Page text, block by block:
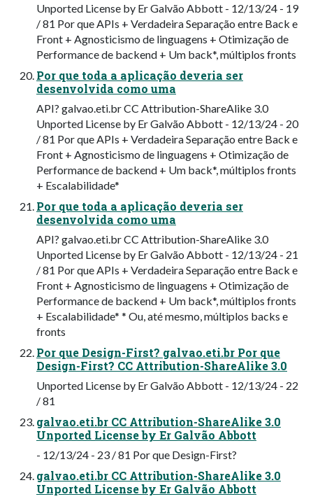
Unported License by Er Galvão Abbott - 12/13/24 - 19
/ 81 Por que APIs + Verdadeira Separação entre Back e
Front + Agnosticismo de linguagens + Otimização de
Performance de backend + Um back*, múltiplos fronts
Por que toda a aplicação deveria ser
desenvolvida como uma
API? galvao.eti.br CC Attribution-ShareAlike 3.0
Unported License by Er Galvão Abbott - 12/13/24 - 20
/ 81 Por que APIs + Verdadeira Separação entre Back e
Front + Agnosticismo de linguagens + Otimização de
Performance de backend + Um back*, múltiplos fronts
+ Escalabilidade*
Por que toda a aplicação deveria ser
desenvolvida como uma
API? galvao.eti.br CC Attribution-ShareAlike 3.0
Unported License by Er Galvão Abbott - 12/13/24 - 21
/ 81 Por que APIs + Verdadeira Separação entre Back e
Front + Agnosticismo de linguagens + Otimização de
Performance de backend + Um back*, múltiplos fronts
+ Escalabilidade* * Ou, até mesmo, múltiplos backs e
fronts
Por que Design-First? galvao.eti.br Por que
Design-First? CC Attribution-ShareAlike 3.0
Unported License by Er Galvão Abbott - 12/13/24 - 22
/ 81
galvao.eti.br CC Attribution-ShareAlike 3.0
Unported License by Er Galvão Abbott
- 12/13/24 - 23 / 81 Por que Design-First?
galvao.eti.br CC Attribution-ShareAlike 3.0
Unported License by Er Galvão Abbott